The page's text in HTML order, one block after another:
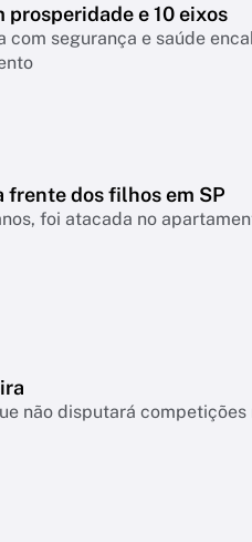
e 10 eixos
com segurança e saúde
frente dos filhos em SP
foi atacada no
não disputará